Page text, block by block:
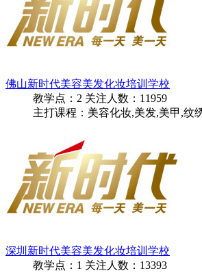
佛山新时代美容美发化妆培训学校
教学点： 2 关注人数： 11959
主打课程：美容化妆,美发,美甲,纹
深圳新时代美容美发化妆培训学校
教学点： 1 关注人数： 13393